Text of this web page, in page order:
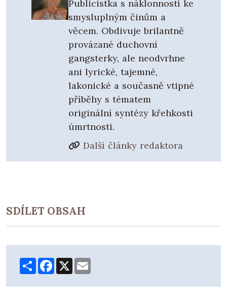
Publicistka s náklonností ke
smysluplným činům a
věcem. Obdivuje brilantně
provázané duchovní
gangsterky, ale neodvrhne
ani lyrické, tajemné,
lakonické a současně vtipné
příběhy s tématem
originální syntézy křehkosti
úmrtnosti.
Další články redaktora
SDÍLET OBSAH
ShareFacebook
X